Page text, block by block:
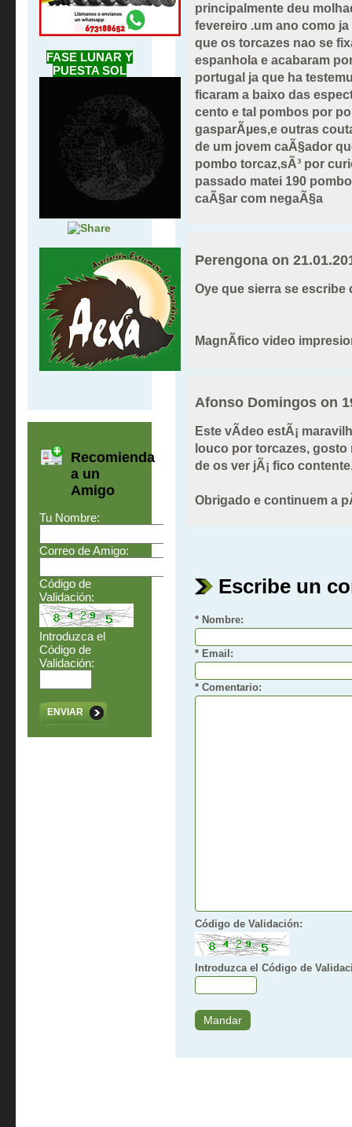
FASE LUNAR Y
PUESTA SOL
Recomienda
a un
Amigo
Tu Nombre:
Correo de Amigo:
Código de
Validación:
Introduzca el
Código de
Validación:
ENVIAR
principalmente deu
fevereiro .um ano como
que os torcazes nao se
espanhola e acabaram
portugal ja que ha
ficaram a baixo das
cento e tal pombos por
gasparÃµes,e outras
de um jovem caÃ§ador
pombo torcaz,sÃ³ por
passado matei 190
caÃ§ar com negaÃ§a
Perengona on
Oye que sierra se
MagnÃ­fico video
Afonso Domingos on
Este vÃ­deo estÃ¡
louco por torcazes, gosto
de os ver jÃ¡ fico
Obrigado e continuem a
Escribe un
* Nombre:
* Email:
* Comentario:
Código de Validación:
Introduzca el Código de